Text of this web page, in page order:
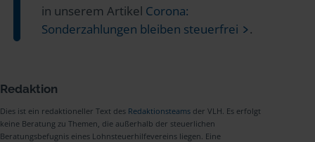
in unserem Artikel Corona:
Sonderzahlungen bleiben steuerfrei
.
Redaktion
Dies ist ein redaktioneller Text des Redaktionsteams der VLH. Es erfolgt
keine Beratung zu Themen, die außerhalb der steuerlichen
Beratungsbefugnis eines Lohnsteuerhilfevereins liegen. Eine